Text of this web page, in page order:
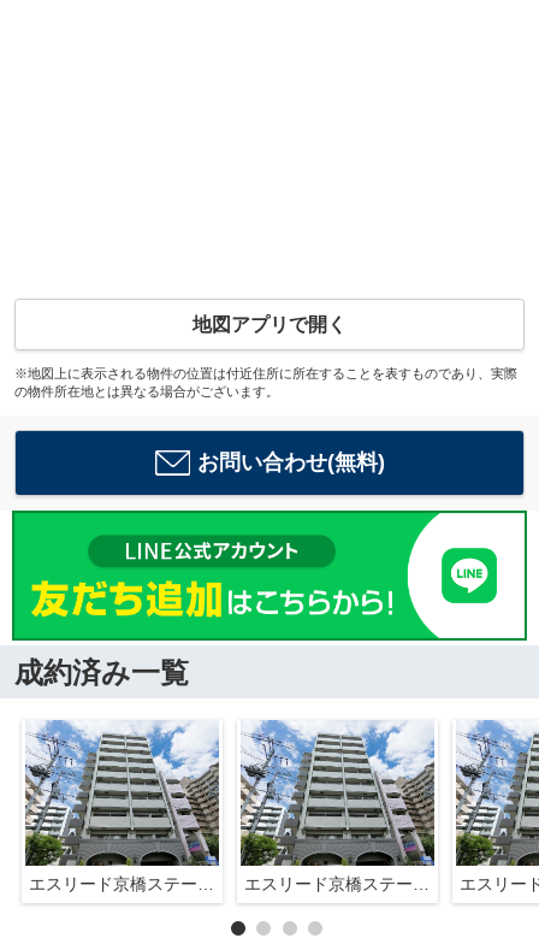
地図アプリで開く
※地図上に表示される物件の位置は付近住所に所在することを表すものであり、実際
の物件所在地とは異なる場合がございます。
お問い合わせ(無料)
成約済み一覧